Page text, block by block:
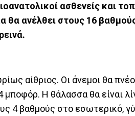
ασθενείς και
θα ανέλθει στους 16
αίθριος. Οι άνεμοι θα
μποφόρ. Η θάλασσα θα είναι
4 βαθμούς στο εσωτερικό,